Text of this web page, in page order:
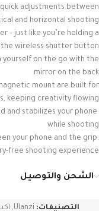
adjustments between
and horizontal shooting
– just like you’re holding a
the wireless shutter button’
yourself on the go with the
mirror on the back
mount are built for
keeping creativity flowing
and stabilizes your phone
while shooting
your phone and the grip,
free shooting experience
الشحن والتوصيل
التصنيفات: Ulanzi
,